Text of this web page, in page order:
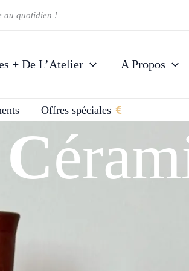
au quotidien !
+ De L’Atelier A Propos
Offres spéciales
C
« Apportez une